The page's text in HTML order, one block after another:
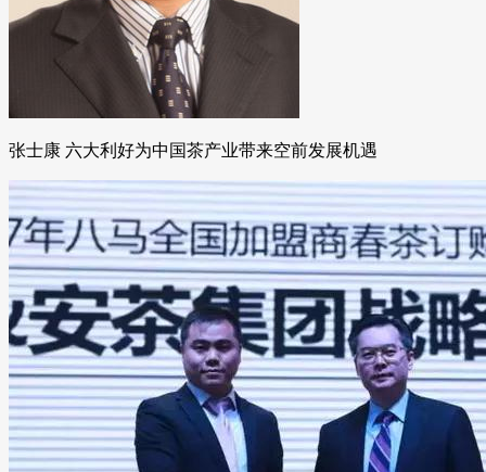
张士康 六大利好为中国茶产业带来空前发展机遇